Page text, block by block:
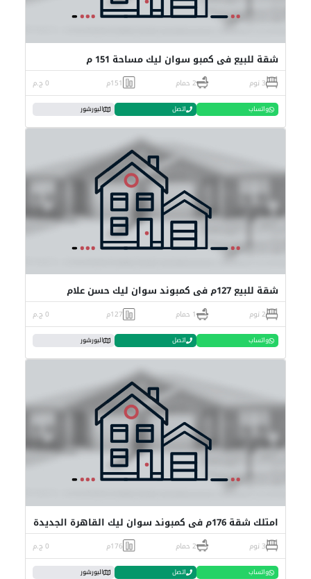
شقة للبيع في كمبو سوان ليك مساحة 151 م
3 نوم 2 حمام 151م 0 ج.م
واتساب اتصل البورشور
شقة للبيع 127م في كمبوند سوان ليك حسن علام
2 نوم 1 حمام 127م 0 ج.م
واتساب اتصل البورشور
امتلك شقة 176م في كمبوند سوان ليك القاهرة الجديدة
3 نوم 2 حمام 176م 0 ج.م
واتساب اتصل البورشور